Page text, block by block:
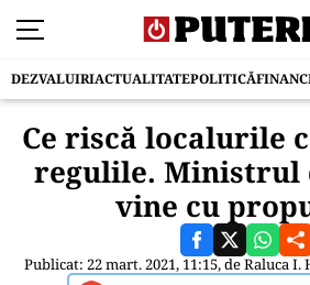
DEZVALUIRIACTUALITATEPOLITICĂ
Ce riscă localurile
regulile. Ministrul
vine cu
Publicat: 22 mart. 2021, 11:15, deRaluca I.